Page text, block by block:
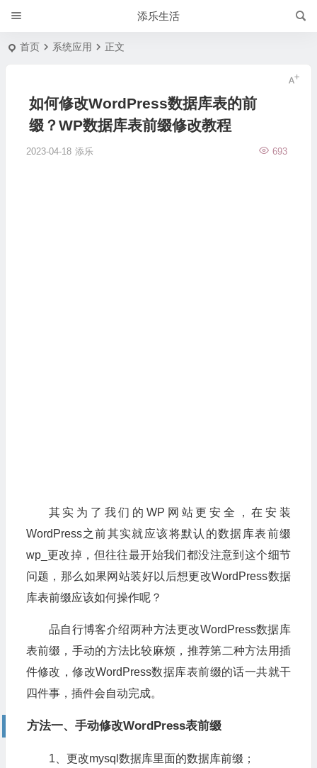
添乐生活
首页 系统应用 正文
如何修改WordPress数据库表的前
缀？WP数据库表前缀修改教程
2023-04-18 添乐 693
其实为了我们的WP网站更安全，在安装
WordPress之前其实就应该将默认的数据库表前缀
wp_更改掉，但往往最开始我们都没注意到这个细节
问题，那么如果网站装好以后想更改WordPress数据
库表前缀应该如何操作呢？
品自行博客介绍两种方法更改WordPress数据库
表前缀，手动的方法比较麻烦，推荐第二种方法用插
件修改，修改WordPress数据库表前缀的话一共就干
四件事，插件会自动完成。
方法一、手动修改WordPress表前缀
1、更改mysql数据库里面的数据库前缀；